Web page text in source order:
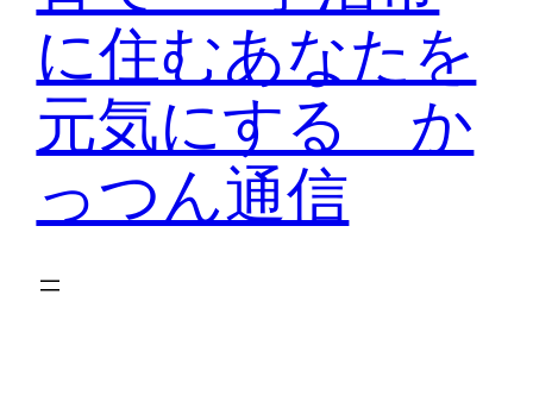
に住むあなたを
元気にする か
っつん通信